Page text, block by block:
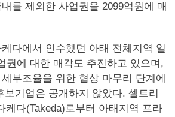
를 제외한 사업권을 2099억원에 매
다에서 인수했던 아태 전체지역 일
권에 대한 매각도 추진하고 있으며,
부조율을 위한 협상 마무리 단계에
보기업은 공개하지 않았다. 셀트리
케다(Takeda)로부터 아태지역 프라